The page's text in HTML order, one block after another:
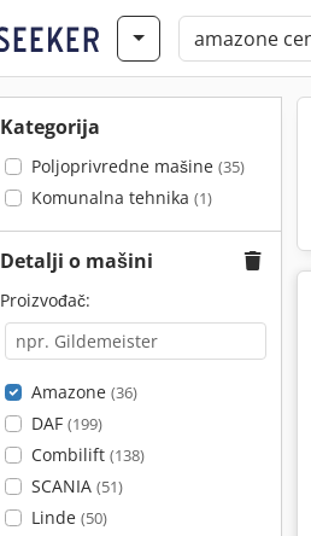
Kategorija
Poljoprivredne mašine (35)
Komunalna tehnika (1)
Detalji o mašini
Proizvođač:
Amazone (36)
DAF (199)
Combilift (138)
SCANIA (51)
Linde (50)